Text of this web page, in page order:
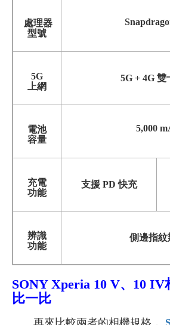
處理器
型號
5G
上網
5G + 4G 雙
電池
容量
5,000
充電
功能
支援 PD 快充
辨識
功能
側邊指紋
SONY Xperia 10 V、10 IV
比一比